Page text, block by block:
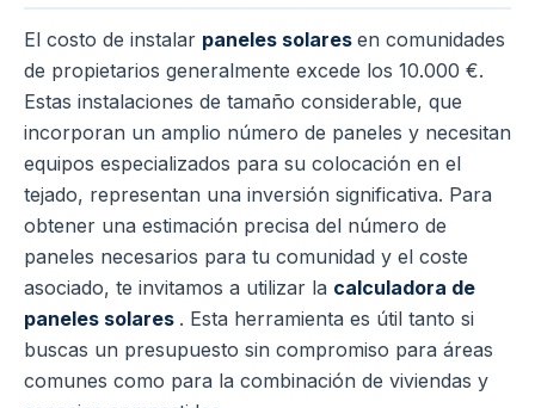
El costo de instalar paneles solares en comunidades
de propietarios generalmente excede los 10.000 €.
Estas instalaciones de tamaño considerable, que
incorporan un amplio número de paneles y necesitan
equipos especializados para su colocación en el
tejado, representan una inversión significativa. Para
obtener una estimación precisa del número de
paneles necesarios para tu comunidad y el coste
asociado, te invitamos a utilizar la calculadora de
paneles solares . Esta herramienta es útil tanto si
buscas un presupuesto sin compromiso para áreas
comunes como para la combinación de viviendas y